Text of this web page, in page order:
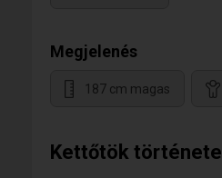
Kettőtök története
Megjelenés
187 cm magas